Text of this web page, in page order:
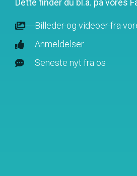
Billeder og videoer fra
Anmeldelser
Seneste nyt fra os